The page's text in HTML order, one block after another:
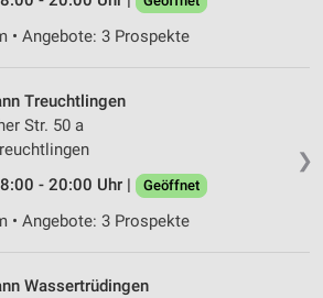
• Angebote: 3 Prospekte
❯
Treuchtlingen
Str. 50 a
- 20:00 Uhr |
Geöffnet
• Angebote: 3 Prospekte
Wassertrüdingen